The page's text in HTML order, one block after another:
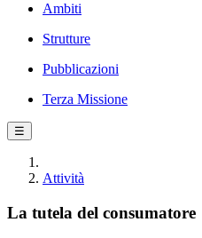
Ambiti
Strutture
Pubblicazioni
Terza Missione
☰
Attività
La tutela del consumatore